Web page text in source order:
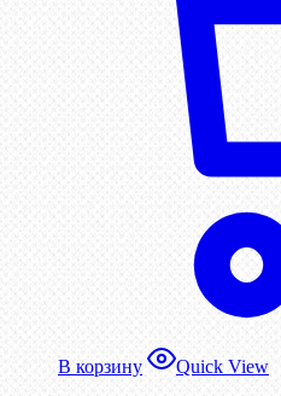
В корзину Quick View